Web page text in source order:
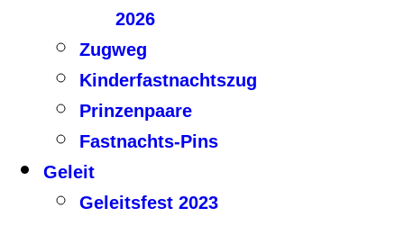
2026
Zugweg
Kinderfastnachtszug
Prinzenpaare
Fastnachts-Pins
Geleit
Geleitsfest 2023